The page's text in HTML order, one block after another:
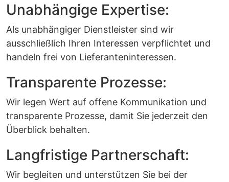
Unabhängige Expertise:
Als unabhängiger Dienstleister sind wir
ausschließlich Ihren Interessen verpflichtet und
handeln frei von Lieferanteninteressen.
Transparente Prozesse:
Wir legen Wert auf offene Kommunikation und
transparente Prozesse, damit Sie jederzeit den
Überblick behalten.
Langfristige Partnerschaft:
Wir begleiten und unterstützen Sie bei der